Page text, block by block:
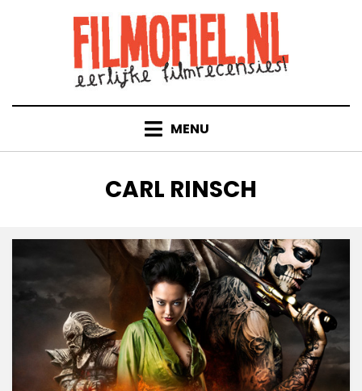
MENU
TAG
:
CARL RINSCH